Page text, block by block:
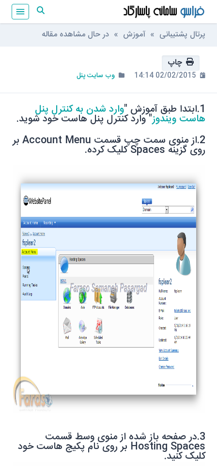
پرتال پشتیبانی » آموزش » در حال مشاهده مقاله
چاپ
وب سایت پنل
.1ابتدا طبق آموزش "وارد شدن به کنترل پنل
هاست ویندوز" وارد کنترل پنل هاست خود شوید.
2.از منوی سمت چپ قسمت
Account Menu بر
روی گزینه Spacesکلیک کرده.
3.در صفحه باز شده از منوی وسط قسمت
Hosting Spaces بر روی نام پکیج هاست خود
کلیک کنید.